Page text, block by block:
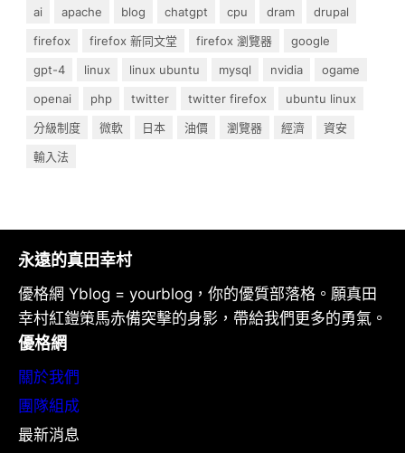
ai apache blog chatgpt cpu dram
drupal
firefox
firefox 新同文堂 firefox 瀏覽器
google
gpt-4
linux linux ubuntu mysql nvidia
ogame
openai
php twitter twitter firefox
ubuntu linux
分級制度
微軟 日本 油價 瀏覽器 經濟
資安
輸入法
永遠的真田幸村
優格網 Yblog = yourblog，你的優質部落格。願真田
幸村紅鎧策馬赤備突擊的身影，帶給我們更多的勇氣。
優格網
關於我們
團隊組成
最新消息